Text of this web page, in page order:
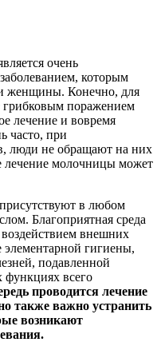
очень
которым
женщины. Конечно, для
грибковым поражением
лечение и вовремя
часто, при
люди не обращают на них
лечение молочницы может
в любом
Благоприятная среда
воздействием внешних
элементарной гигиены,
подавленной
всего
проводится лечение
также важно устранить
возникают